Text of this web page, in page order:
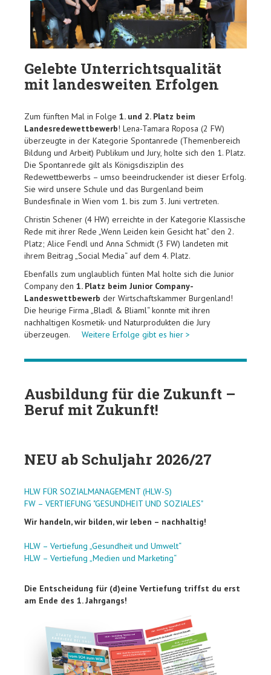
Gelebte Unterrichtsqualität
mit landesweiten Erfolgen
Zum fünften Mal in Folge 1. und 2. Platz beim
Landesredewettbewerb! Lena-Tamara Roposa (2 FW)
überzeugte in der Kategorie Spontanrede (Themenbereich
Bildung und Arbeit) Publikum und Jury, holte sich den 1. Platz.
Die Spontanrede gilt als Königsdisziplin des
Redewettbewerbs – umso beeindruckender ist dieser Erfolg.
Sie wird unsere Schule und das Burgenland beim
Bundesfinale in Wien vom 1. bis zum 3. Juni vertreten.
Christin Schener (4 HW) erreichte in der Kategorie Klassische
Rede mit ihrer Rede „Wenn Leiden kein Gesicht hat“ den 2.
Platz; Alice Fendl und Anna Schmidt (3 FW) landeten mit
ihrem Beitrag „Social Media“ auf dem 4. Platz.
Ebenfalls zum unglaublich fünten Mal holte sich die Junior
Company den 1. Platz beim Junior Company-
Landeswettbewerb der Wirtschaftskammer Burgenland!
Die heurige Firma „Bladl & Bliaml“ konnte mit ihren
nachhaltigen Kosmetik- und Naturprodukten die Jury
überzeugen. Weitere Erfolge gibt es hier >
Ausbildung für die Zukunft –
Beruf mit Zukunft!
NEU ab Schuljahr 2026/27
HLW FÜR SOZIALMANAGEMENT (HLW-S)
FW – VERTIEFUNG "GESUNDHEIT UND SOZIALES"
Wir handeln, wir bilden, wir leben – nachhaltig!
HLW – Vertiefung „Gesundheit und Umwelt“
HLW – Vertiefung „Medien und Marketing“
Die Entscheidung für (d)eine Vertiefung triffst du erst
am Ende des 1. Jahrgangs!